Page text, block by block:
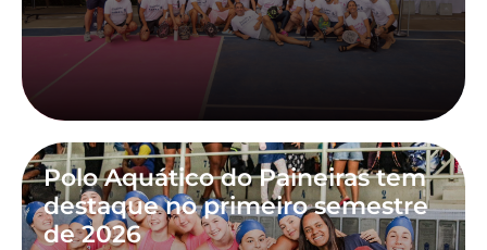
Polo Aquático do Paineiras tem
destaque no primeiro semestre
de 2026